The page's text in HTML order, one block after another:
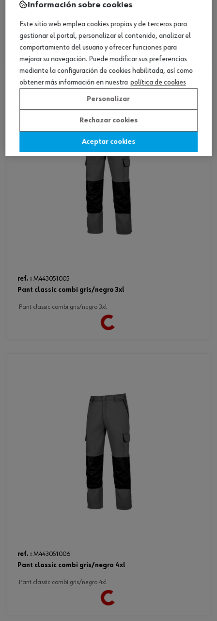
ref. :M443051004
pant classic combi gris/negro xxl
Loading...
ref. : M443051005
pant classic combi gris/negro 3xl
pant classic combi gris/negro 3xl
Loading...
ref. : M443051006
pant classic combi gris/negro 4xl
pant classic combi gris/negro 4xl
Loading...
Información sobre cookies
Este sitio web emplea cookies propias y de terceros para
gestionar el portal, personalizar el contenido, analizar el
comportamiento del usuario y ofrecer funciones para
mejorar su navegación. Puede modificar sus preferencias
mediante la configuración de cookies habilitada, así como
obtener más información en nuestra política de cookies
Personalizar
Rechazar cookies
Aceptar cookies